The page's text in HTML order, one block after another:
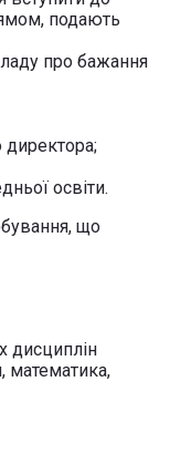
подають
про бажання
директора;
освіти.
що
дисциплін
математика,